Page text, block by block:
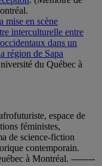
mise en scène
interculturelle entre
dans un
région de Sapa
du Québec à
espace de
féministes,
de science-fiction
contemporain.
à Montréal. --------